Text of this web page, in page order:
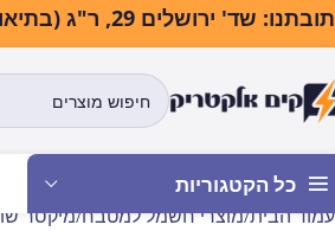
שד' ירושלים 29, ר"ג (בתיאום מראש)
כל הקטגוריות
עמוד הבית מוצרי חשמל למטבח מיקסר